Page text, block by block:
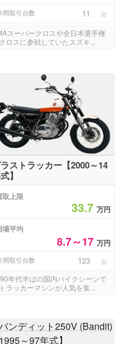
間取引台数 11 台
スーパークロスや全日本選手権
ロスに参戦していたスズキ...
ストラッカー【2000～14
】
取上限
33.7 万円
場平均
8.7～17 万円
間取引台数 123 台
年代半ばの国内バイクシーンで
ラッカーマシンが人気を集...